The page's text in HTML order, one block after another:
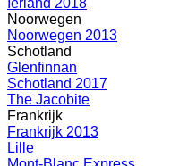
Ierland 2018
Noorwegen
Noorwegen 2013
Schotland
Glenfinnan
Schotland 2017
The Jacobite
Frankrijk
Frankrijk 2013
Lille